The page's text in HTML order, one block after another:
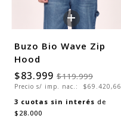
+
Buzo Bio Wave Zip
Hood
$83.999 $119.999
Precio s/ imp. nac.: $69.420,66
3 cuotas sin interés de
$28.000